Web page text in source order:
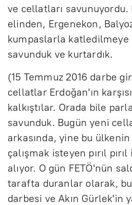
ve cellatları savunuyordu.
elinden, Ergenekon,
kumpaslarla katledilmeye
savunduk ve kurtardık.
(15 Temmuz 2016 darbe
cellatlar Erdoğan'ın
kalkıştılar. Orada bile
savunduk. Bugün yeni
arkasında, yine bu ülkenin
çalışmak isteyen pırıl
alıyor. O gün FETÖ'nün
tarafta duranlar olarak,
darbesi ve Akın Gürlek'in